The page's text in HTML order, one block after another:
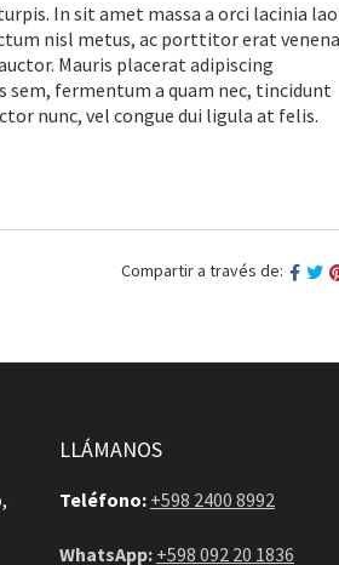
In sit amet massa a orci lacinia
nisl metus, ac porttitor erat
Mauris placerat adipiscing
fermentum a quam nec, tincidunt
nunc, vel congue dui ligula at felis.
Compartir a través de:
LLÁMANOS
Teléfono: +598 2400 8992
WhatsApp: +598 092 20 1836